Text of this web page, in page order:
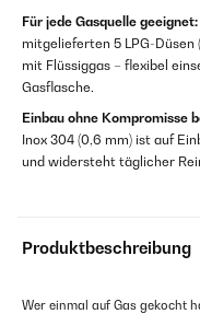
Für jede Gasquelle geeignet:
mitgelieferten 5 LPG-
mit Flüssiggas – flexibel
Gasflasche.
Einbau ohne Kompromisse
Inox 304 (0,6 mm) ist auf
und widersteht täglicher
Produktbeschreibung
Wer einmal auf Gas gekocht